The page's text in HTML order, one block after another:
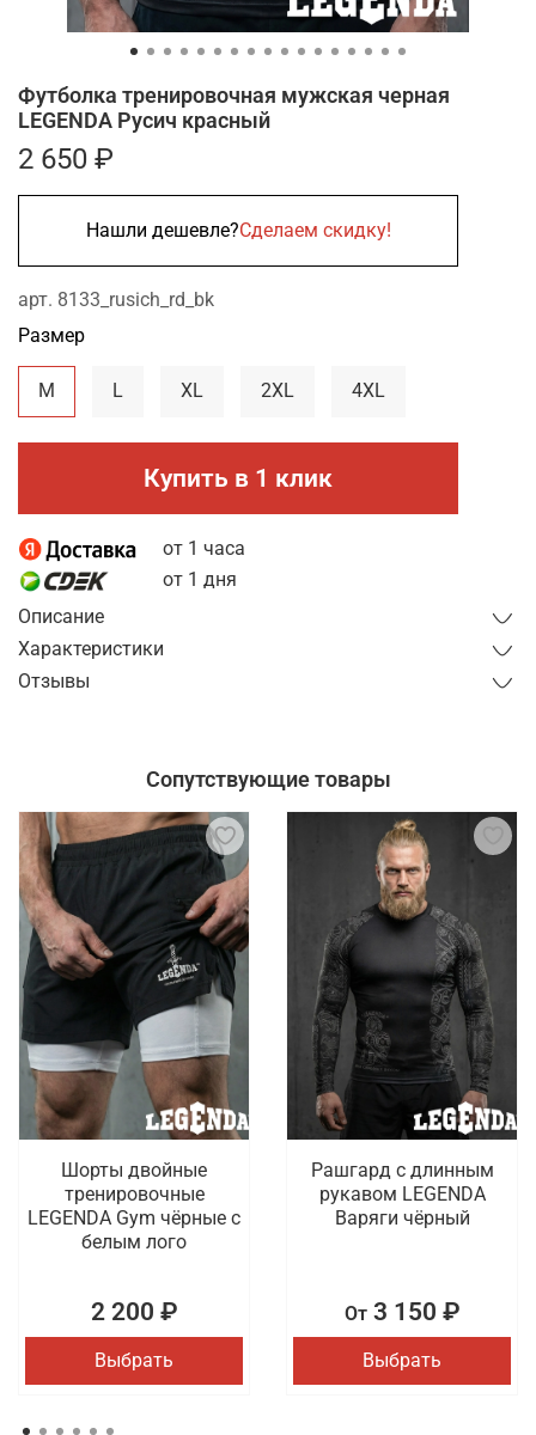
арт. 8133_rusich_rd_bk
Футболка тренировочная мужская черная
LEGENDA Русич красный
2 650 ₽
Нашли дешевле?Сделаем скидку!
Купить в 1 клик
от 1 часа
от 1 дня
Размер
M L XL 2XL 4XL
Описание
Характеристики
Отзывы
Сопутствующие товары
Шорты двойные
тренировочные
LEGENDA Gym чёрные с
белым лого
2 200 ₽
Выбрать
Рашгард с длинным
рукавом LEGENDA
Варяги чёрный
От3 150 ₽
Выбрать